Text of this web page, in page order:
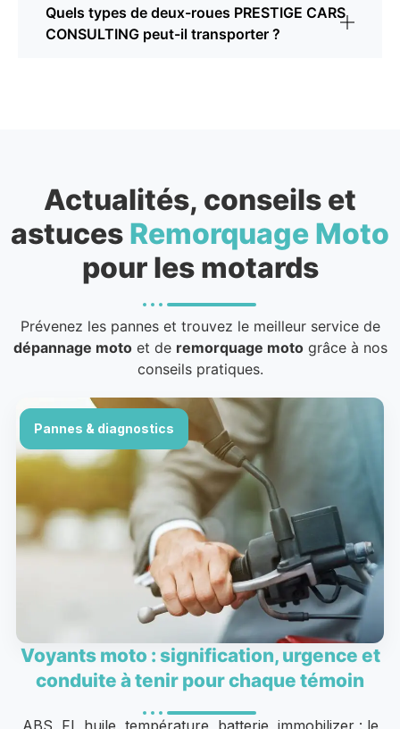
Quels types de deux-roues PRESTIGE CARS
CONSULTING peut-il transporter ?
Actualités, conseils et
astuces Remorquage Moto
pour les motards
Prévenez les pannes et trouvez le meilleur service de
dépannage motoet de remorquage motogrâce à nos
conseils pratiques.
Pannes & diagnostics
Voyants moto : signification, urgence et
conduite à tenir pour chaque témoin